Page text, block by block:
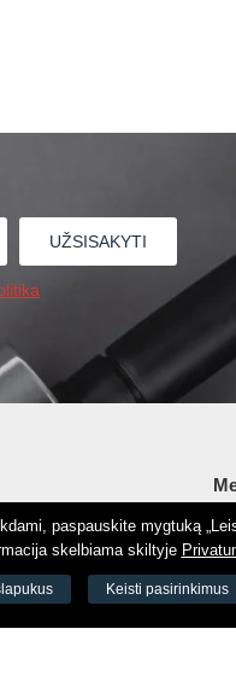
27C, Vilnius, Lietuva
paspauskite mygtuką
skelbiama skiltyje
Keisti pasirinkimus